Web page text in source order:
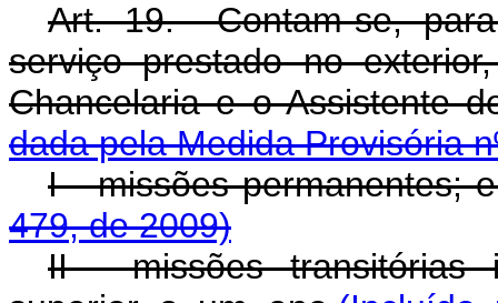
Art. 19. Contam-se,
serviço prestado no
Chancelaria e o Assistente
dada pela Medida Provisória
I - missões permanentes;
479, de 2009)
II - missões transitórias